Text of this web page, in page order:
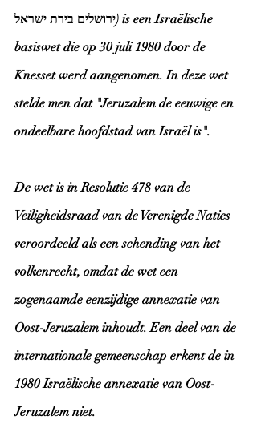
ירושלים בירת ישראל) is een Israëlische
basiswet die op 30 juli 1980 door de
Knesset werd aangenomen. In deze wet
stelde men dat "Jeruzalem de eeuwige en
ondeelbare hoofdstad van Israël is".
De wet is in Resolutie 478 van de
Veiligheidsraad van de Verenigde Naties
veroordeeld als een schending van het
volkenrecht, omdat de wet een
zogenaamde eenzijdige annexatie van
Oost-Jeruzalem inhoudt. Een deel van de
internationale gemeenschap erkent de in
1980 Israëlische annexatie van Oost-
Jeruzalem niet.